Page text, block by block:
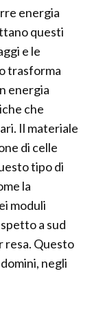
energia
questi
e le
trasforma
energia
che
Il materiale
di celle
tipo di
la
moduli
a sud
resa. Questo
negli